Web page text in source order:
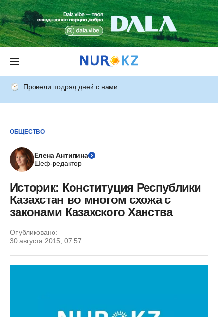
Провели подряд дней с нами
ОБЩЕСТВО
Елена Антипина
Шеф-редактор
Историк: Конституция Республики
Казахстан во многом схожа с
законами Казахского Ханства
Опубликовано:
30 августа 2015, 07:57